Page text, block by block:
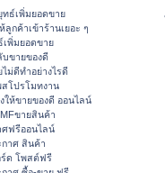
ทธ์เพิ่มยอดขาย
ลูกค้าเข้าร้านเยอะ ๆ
เพิ่มยอดขาย
บขายของดี
ม่ดีทำอย่างไรดี
สโปรโมทงาน
ให้ขายของดี ออนไลน์
ขายสินค้า
ศฟรีออนไลน์
กาศ สินค้า
ร์ด โพสต์ฟรี